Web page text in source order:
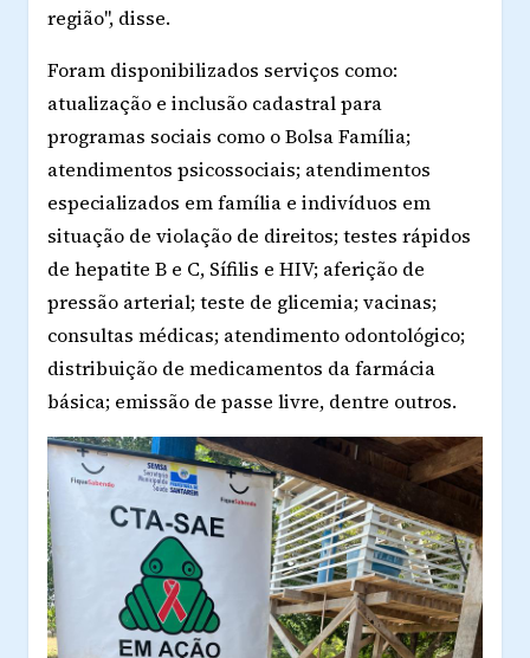
região", disse.
Foram disponibilizados serviços como:
atualização e inclusão cadastral para
programas sociais como o Bolsa Família;
atendimentos psicossociais; atendimentos
especializados em família e indivíduos em
situação de violação de direitos; testes rápidos
de hepatite B e C, Sífilis e HIV; aferição de
pressão arterial; teste de glicemia; vacinas;
consultas médicas; atendimento odontológico;
distribuição de medicamentos da farmácia
básica; emissão de passe livre, dentre outros.